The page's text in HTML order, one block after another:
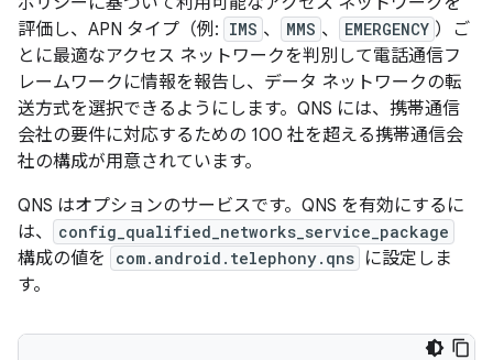
評価し、APN タイプ（例: IMS 、 MMS 、 EMERGENCY ）ご
とに最適なアクセス ネットワークを判別して電話通信フ
レームワークに情報を報告し、データ ネットワークの転
送方式を選択できるようにします。QNS には、携帯通信
会社の要件に対応するための 100 社を超える携帯通信会
社の構成が用意されています。
QNS はオプションのサービスです。QNS を有効にするに
は、
config_qualified_networks_service_package
構成の値を com.android.telephony.qns に設定しま
す。